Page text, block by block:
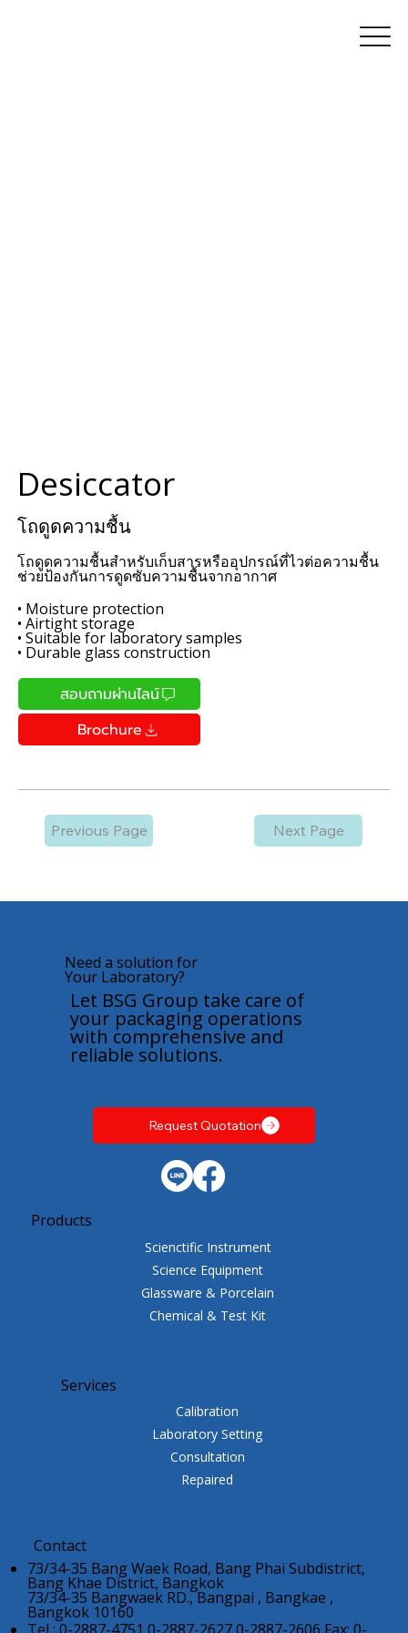
Desiccator
โถดูดความชื้น
โถดูดความชื้นสำหรับเก็บสารหรืออุปกรณ์ที่ไวต่อความชื้น
ช่วยป้องกันการดูดซับความชื้นจากอากาศ
• Moisture protection
• Airtight storage
• Suitable for laboratory samples
• Durable glass construction
สอบถามผ่านไลน์
Brochure
Previous Page Next Page
Need a solution for
Your Laboratory?
Let BSG Group take care of
your packaging operations
with comprehensive and
reliable solutions.
Request Quotation
Products
Scienctific Instrument
Science Equipment
Glassware & Porcelain
Chemical & Test Kit
Services
Calibration
Laboratory Setting
Consultation
Repaired
Contact
73/34-35 Bang Waek Road, Bang Phai Subdistrict,
Bang Khae District, Bangkok
73/34-35 Bangwaek RD., Bangpai , Bangkae ,
Bangkok 10160